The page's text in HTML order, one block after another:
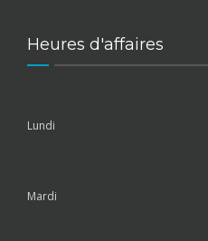
Heures d'affaires
Lundi
Mardi